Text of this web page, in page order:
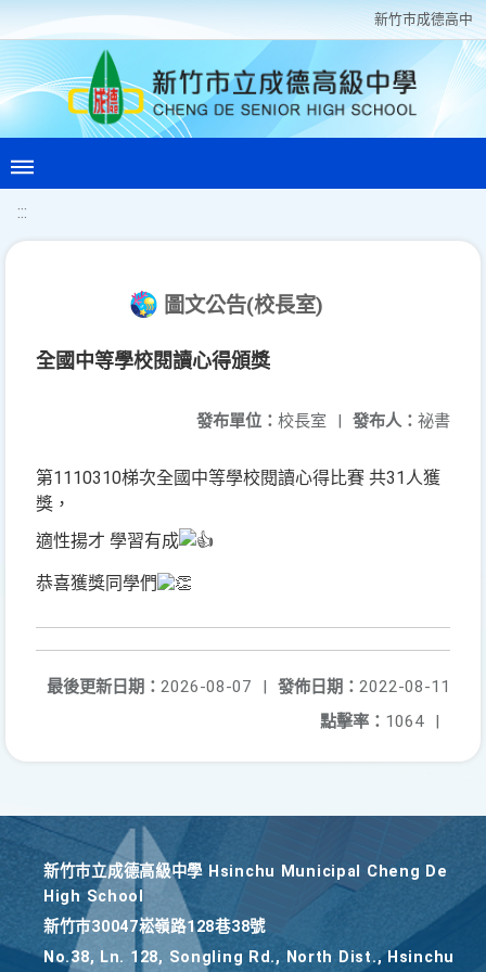
新竹巿成德高中
:::
圖文公告(校長室)
全國中等學校閱讀心得頒獎
發布人： 祕書
發布單位： 校長室 |
第1110310梯次全國中等學校閱讀心得比賽 共31人獲
獎，
適性揚才 學習有成
恭喜獲獎同學們
發佈日期： 2022-08-11
最後更新日期： 2026-08-07
|
點擊率： 1064 |
新竹巿立成德高級中學 Hsinchu Municipal Cheng De
High School
新竹巿30047崧嶺路128巷38號
No.38, Ln. 128, Songling Rd., North Dist., Hsinchu